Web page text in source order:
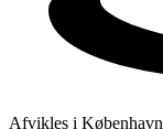
Afvikles i København